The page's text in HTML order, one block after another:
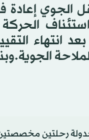
الجوي إعادة
وذلك بعد انتهاء
رحلتين